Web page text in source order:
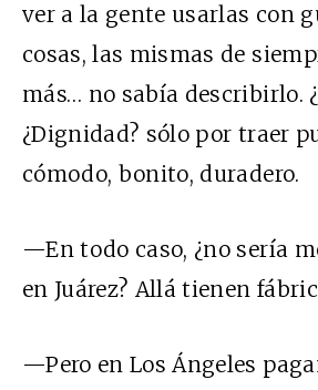
ver a la gente usarlas con
cosas, las mismas de
más… no sabía describirlo.
¿Dignidad? sólo por traer
cómodo, bonito, duradero.
—En todo caso, ¿no sería
en Juárez? Allá tienen
—Pero en Los Ángeles